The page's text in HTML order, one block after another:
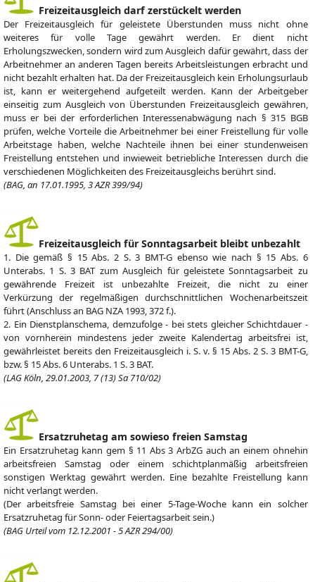
Freizeitausgleich darf zerstückelt werden
Der Freizeitausgleich für geleistete Überstunden muss nicht ohne
weiteres für volle Tage gewährt werden. Er dient nicht
Erholungszwecken, sondern wird zum Ausgleich dafür gewährt, dass der
Arbeitnehmer an anderen Tagen bereits Arbeitsleistungen erbracht und
nicht bezahlt erhalten hat. Da der Freizeitausgleich kein Erholungsurlaub
ist, kann er weitergehend aufgeteilt werden. Kann der Arbeitgeber
einseitig zum Ausgleich von Überstunden Freizeitausgleich gewähren,
muss er bei der erforderlichen Interessenabwägung nach § 315 BGB
prüfen, welche Vorteile die Arbeitnehmer bei einer Freistellung für volle
Arbeitstage haben, welche Nachteile ihnen bei einer stundenweisen
Freistellung entstehen und inwieweit betriebliche Interessen durch die
verschiedenen Möglichkeiten des Freizeitausgleichs berührt sind.
(BAG, an 17.01.1995, 3 AZR 399/94)
Freizeitausgleich für Sonntagsarbeit bleibt unbezahlt
1. Die gemäß § 15 Abs. 2 S. 3 BMT-G ebenso wie nach § 15 Abs. 6
Unterabs. 1 S. 3 BAT zum Ausgleich für geleistete Sonntagsarbeit zu
gewährende Freizeit ist unbezahlte Freizeit, die nicht zu einer
Verkürzung der regelmäßigen durchschnittlichen Wochenarbeitszeit
führt (Anschluss an BAG NZA 1993, 372 f.).
2. Ein Dienstplanschema, demzufolge - bei stets gleicher Schichtdauer -
von vornherein mindestens jeder zweite Kalendertag arbeitsfrei ist,
gewährleistet bereits den Freizeitausgleich i. S. v. § 15 Abs. 2 S. 3 BMT-G,
bzw. § 15 Abs. 6 Unterabs. 1 S. 3 BAT.
(LAG Köln, 29.01.2003, 7 (13) Sa 710/02)
Ersatzruhetag am sowieso freien Samstag
Ein Ersatzruhetag kann gem § 11 Abs 3 ArbZG auch an einem ohnehin
arbeitsfreien Samstag oder einem schichtplanmäßig arbeitsfreien
sonstigen Werktag gewährt werden. Eine bezahlte Freistellung kann
nicht verlangt werden.
(Der arbeitsfreie Samstag bei einer 5-Tage-Woche kann ein solcher
Ersatzruhetag für Sonn- oder Feiertagsarbeit sein.)
(BAG Urteil vom 12.12.2001 - 5 AZR 294/00)